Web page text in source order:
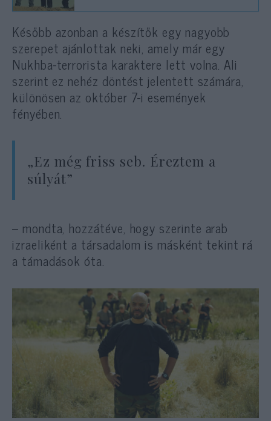
Később azonban a készítők egy nagyobb
szerepet ajánlottak neki, amely már egy
Nukhba-terrorista karaktere lett volna. Ali
szerint ez nehéz döntést jelentett számára,
különösen az október 7-i események
fényében.
„Ez még friss seb. Éreztem a
súlyát”
– mondta, hozzátéve, hogy szerinte arab
izraeliként a társadalom is másként tekint rá
a támadások óta.